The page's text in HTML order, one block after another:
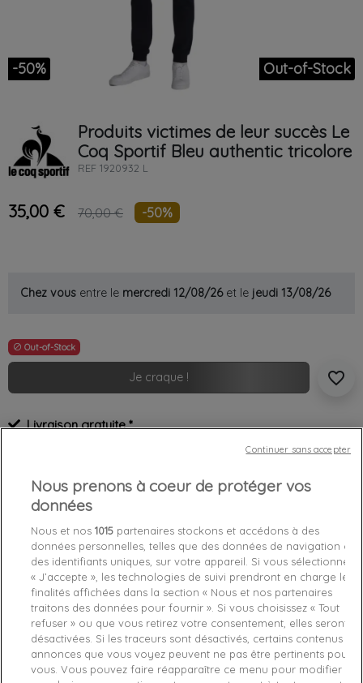
-50% Out-of-Stock
Produits victimes de leur succès Le
Coq Sportif Bleu authentic tricolore
REF 1920932 L
35,00 € 70,00 € -50%
Chez vous entre le mercredi 12/08/26et le jeudi 13/08/26
 Out-of-Stock
Je craque ! favorite_border
Livraison gratuite *
Caractéristiques produit
Détails du produit Avis Vérifiés(2) Fabriquant
Référence 1920932 L
Fiche technique
Couleur Bleu
Nous prenons à coeur de protéger vos
données
Nous et nos1015 partenaires stockons et accédons à des
données personnelles, telles que des données de navigation ou
des identifiants uniques, sur votre appareil. Si vous sélectionnez
« J’accepte », les technologies de suivi prendront en charge les
finalités affichées dans la section « Nous et nos partenaires
traitons des données pour fournir ». Si vous choisissez « Tout
refuser » ou que vous retirez votre consentement, elles seront
désactivées. Si les traceurs sont désactivés, certains contenus et
annonces que vous voyez peuvent ne pas être pertinents pour
vous. Vous pouvez faire réapparaître ce menu pour modifier
Continuer sans accepter